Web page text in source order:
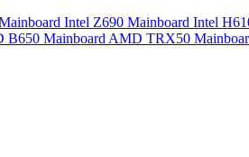
Intel Z690 Mainboard Intel
B650 Mainboard AMD TRX50